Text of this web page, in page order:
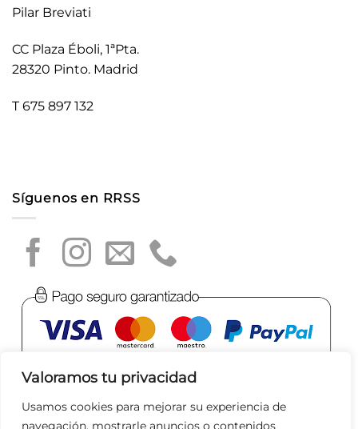
Valoramos tu privacidad
Usamos cookies para mejorar su experiencia de
navegación, mostrarle anuncios o contenidos
Pilar Breviati
CC Plaza Éboli, 1ªPta.
28320 Pinto. Madrid
T 675 897 132
Síguenos en RRSS